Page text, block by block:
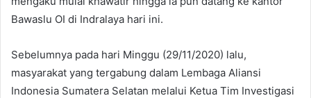
Bawaslu OI di Indralaya hari ini.
Sebelumnya pada hari Minggu (29/11/2020) lalu,
masyarakat yang tergabung dalam Lembaga Aliansi
Indonesia Sumatera Selatan melalui Ketua Tim Investigasi